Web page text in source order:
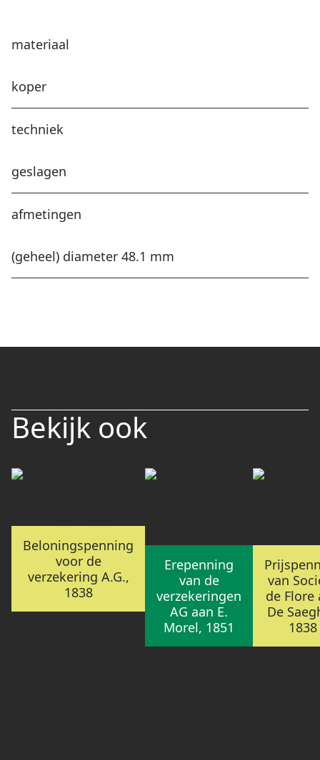
materiaal
koper
techniek
geslagen
afmetingen
(geheel) diameter 48.1 mm
Bekijk ook
Beloningspenning
voor de
verzekering A.G.,
1838
Erepenning
van de
verzekeringen
AG aan E.
Morel, 1851
van
de Flore
De
1838